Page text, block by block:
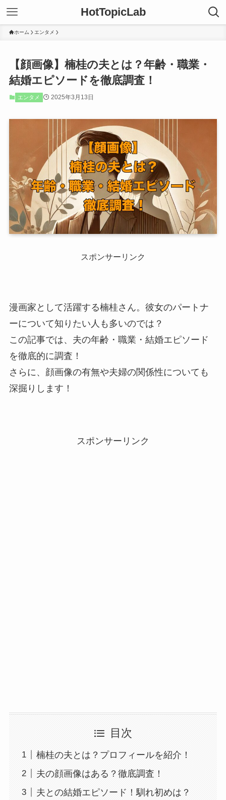
HotTopicLab
ホーム エンタメ
【顔画像】楠桂の夫とは？年齢・職業・
結婚エピソードを徹底調査！
エンタメ 2025年3月13日
スポンサーリンク
漫画家として活躍する楠桂さん。彼女のパートナ
ーについて知りたい人も多いのでは？
この記事では、夫の年齢・職業・結婚エピソード
を徹底的に調査！
さらに、顔画像の有無や夫婦の関係性についても
深掘りします！
スポンサーリンク
目次
楠桂の夫とは？プロフィールを紹介！
夫の顔画像はある？徹底調査！
夫との結婚エピソード！馴れ初めは？